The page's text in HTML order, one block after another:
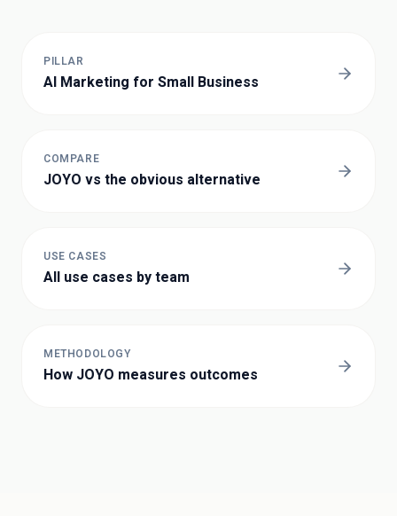
PILLAR
AI Marketing for Small Business
COMPARE
JOYO vs the obvious alternative
USE CASES
All use cases by team
METHODOLOGY
How JOYO measures outcomes